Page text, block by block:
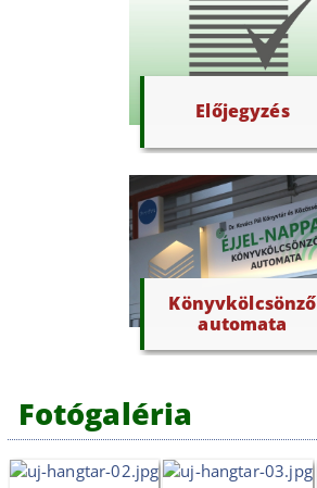
Előjegyzés
Könyvkölcsönző
automata
Fotógaléria